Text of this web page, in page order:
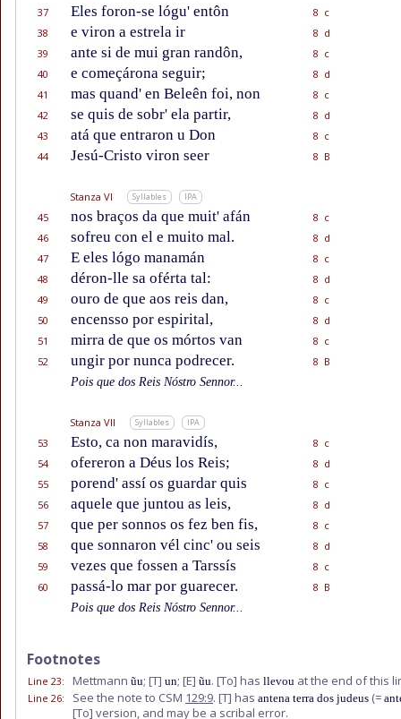
37 Eles foron-se lógu' entôn
8 c
38
e viron a estrela ir
8 d
39
ante si de mui gran randôn,
8 c
40
e começárona seguir;
8 d
41
mas quand' en Beleên foi, non
8 c
42
se quis de sobr' ela partir,
8 d
43
atá que entraron u Don
8 c
44
Jesú-Cristo viron seer 8 B
Stanza VI Syllables IPA
45 nos braços da que muit' afán
8 c
46
sofreu con el e muito mal.
8 d
47
E eles lógo manamán
8 c
48
déron-lle sa oférta tal:
8 d
49
ouro de que aos reis dan,
8 c
50
encensso por espirital,
8 d
51
mirra de que os mórtos van
8 c
52
ungir por nunca podrecer.
8 B
Pois que dos Reis Nóstro Sennor...
Stanza VII Syllables IPA
53 Esto, ca non maravidís,
8 c
54
ofereron a Déus los Reis;
8 d
55
porend' assí os guardar quis
8 c
56
aquele que juntou as leis,
8 d
57
que per sonnos os fez ben fis,
8 c
58
que sonnaron vél cinc' ou seis
8 d
59
vezes que fossen a Tarssís
8 c
60
passá-lo mar por guarecer.
8 B
Pois que dos Reis Nóstro Sennor...
Footnotes
Line 23: Mettmann ũu; [T] un; [E] ũu. [To] has llevou at the end of this
Line 26: See the note to CSM 129:9. [T] has antena terra dos judeus (=
[To] version, and may be a scribal error.